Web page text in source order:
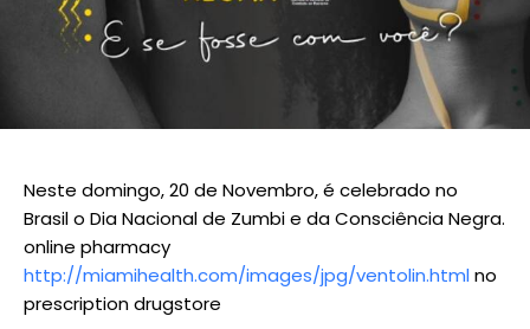
Neste domingo, 20 de Novembro, é celebrado no
Brasil o Dia Nacional de Zumbi e da Consciência Negra.
online pharmacy
http://miamihealth.com/images/jpg/ventolin.htmlno
prescription drugstore